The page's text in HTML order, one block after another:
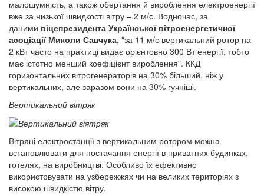
малошумність, а також обертання й вироблення електроенергії
вже за низької швидкості вітру – 2 м/с. Водночас, за
даними віцепрезидента Української вітроенергетичної
асоціації Миколи Савчука, "за 11 м/с вертикальний ротор на
2 кВт часто на практиці видає орієнтовно 300 Вт енергії, тобто
має істотно менший коефіцієнт вироблення". ККД
горизонтальних вітрогенераторів на 30% більший, ніж у
вертикальних, але заразом вони на 30% гучніші.
Вертикальний вiтряк
Вітряні електростанції з вертикальним ротором можна
встановлювати для постачання енергії в приватних будинках,
готелях, на виробництві. Особливо їх ефективно
використовувати на узбережжях чи на великих територіях з
високою швидкістю вітру.